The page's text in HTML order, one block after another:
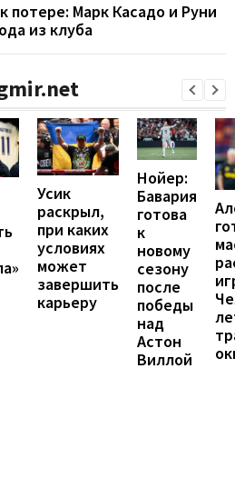
потере: Марк Касадо и Руни
из клуба
Усик
раскрыл,
при каких
условиях
может
завершить
карьеру
Нойер:
Бавария
готова
к
новому
сезону
после
победы
над
Астон
Виллой